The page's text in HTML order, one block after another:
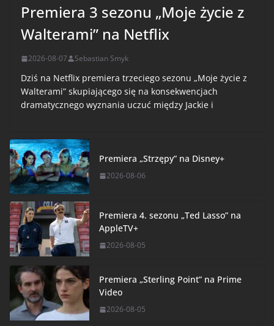
Premiera 3 sezonu „Moje życie z
Walterami” na Netflix
2026-08-07 Sebastian Smyk
Dziś na Netflix premiera trzeciego sezonu „Moje życie z
Walterami” skupiającego się na konsekwencjach
dramatycznego wyznania uczuć między Jackie i
Premiera „Strzępy” na Disney+
2026-08-06
Premiera 4. sezonu „Ted Lasso” na
AppleTV+
2026-08-05
Premiera „Sterling Point” na Prime
Video
2026-08-05